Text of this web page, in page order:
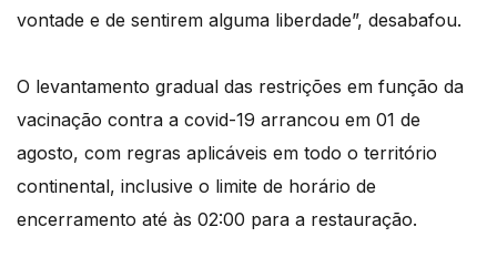
vontade e de sentirem alguma liberdade”, desabafou.
O levantamento gradual das restrições em função da
vacinação contra a covid-19 arrancou em 01 de
agosto, com regras aplicáveis em todo o território
continental, inclusive o limite de horário de
encerramento até às 02:00 para a restauração.